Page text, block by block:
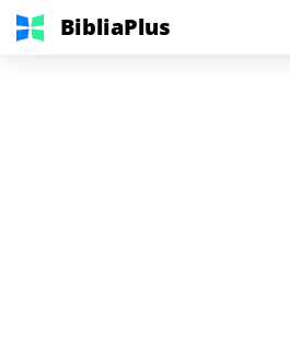
BibliaPlus